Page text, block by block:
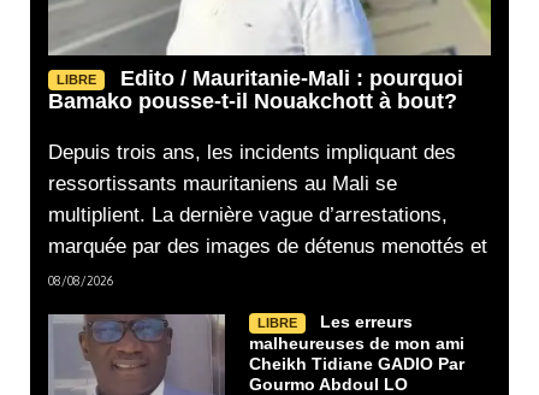
LIBRE
Edito / Mauritanie-Mali : pourquoi
Bamako pousse-t-il Nouakchott à bout?
Depuis trois ans, les incidents impliquant des
ressortissants mauritaniens au Mali se
multiplient. La dernière vague d’arrestations,
marquée par des images de détenus menottés et
08/08/2026
LIBRE
Les erreurs
malheureuses de mon ami
Cheikh Tidiane GADIO Par
Gourmo Abdoul LO